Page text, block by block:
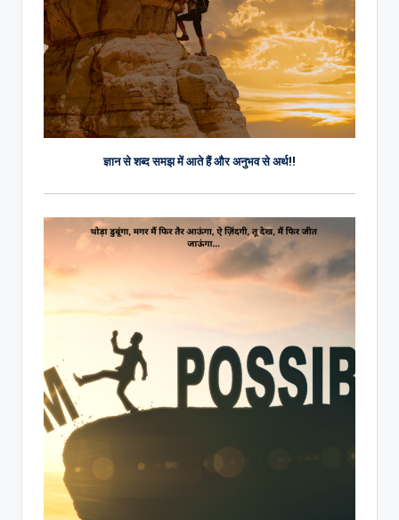
ज्ञान से शब्द समझ में आते हैं और अनुभव से अर्थ!!